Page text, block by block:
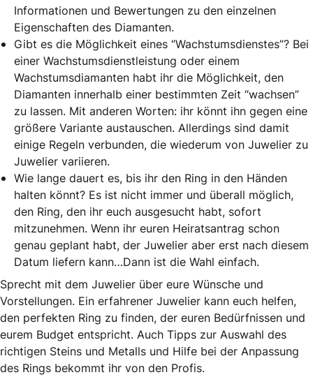
Informationen und Bewertungen zu den einzelnen
Eigenschaften des Diamanten.
Gibt es die Möglichkeit eines “Wachstumsdienstes”? Bei
einer Wachstumsdienstleistung oder einem
Wachstumsdiamanten habt ihr die Möglichkeit, den
Diamanten innerhalb einer bestimmten Zeit “wachsen”
zu lassen. Mit anderen Worten: ihr könnt ihn gegen eine
größere Variante austauschen. Allerdings sind damit
einige Regeln verbunden, die wiederum von Juwelier zu
Juwelier variieren.
Wie lange dauert es, bis ihr den Ring in den Händen
halten könnt? Es ist nicht immer und überall möglich,
den Ring, den ihr euch ausgesucht habt, sofort
mitzunehmen. Wenn ihr euren Heiratsantrag schon
genau geplant habt, der Juwelier aber erst nach diesem
Datum liefern kann…Dann ist die Wahl einfach.
Sprecht mit dem Juwelier über eure Wünsche und
Vorstellungen. Ein erfahrener Juwelier kann euch helfen,
den perfekten Ring zu finden, der euren Bedürfnissen und
eurem Budget entspricht. Auch Tipps zur Auswahl des
richtigen Steins und Metalls und Hilfe bei der Anpassung
des Rings bekommt ihr von den Profis.